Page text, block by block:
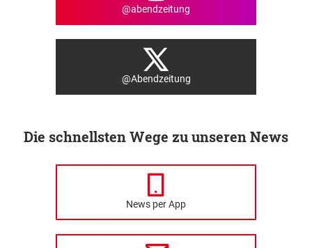
@abendzeitung
@Abendzeitung
Die schnellsten Wege zu unseren News
News per App